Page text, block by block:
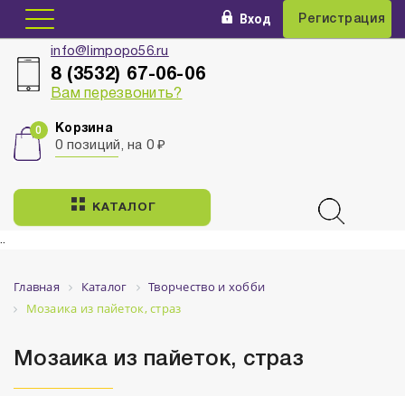
Вход Регистрация
info@limpopo56.ru
8 (3532) 67-06-06
Вам перезвонить?
Корзина
0 позиций, на 0 ₽
КАТАЛОГ
..
Главная Каталог
Творчество и хобби
Мозаика из пайеток, страз
Мозаика из пайеток, страз